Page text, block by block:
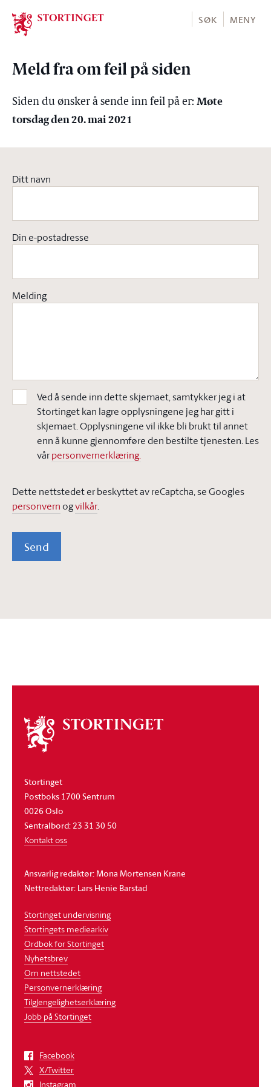
Stortinget.no
SØK MENY
Meld fra om feil på siden
Siden du ønsker å sende inn feil på er: Møte
torsdag den 20. mai 2021
Ditt navn
Din e-postadresse
Melding
Ved å sende inn dette skjemaet, samtykker jeg i at
Stortinget kan lagre opplysningene jeg har gitt i
skjemaet. Opplysningene vil ikke bli brukt til annet
enn å kunne gjennomføre den bestilte tjenesten. Les
vårpersonvernerklæring.
Dette nettstedet er beskyttet av reCaptcha, se Googles
personvern ogvilkår.
Send
Om
stortinget
Stortinget
Postboks 1700 Sentrum
0026 Oslo
Sentralbord: 23 31 30 50
Kontakt oss
Ansvarlig redaktør: Mona Mortensen Krane
Nettredaktør: Lars Henie Barstad
Stortinget undervisning
Stortingets mediearkiv
Ordbok for Stortinget
Nyhetsbrev
Om nettstedet
Personvernerklæring
Tilgjengelighetserklæring
Jobb på Stortinget
Facebook
X/Twitter
Instagram